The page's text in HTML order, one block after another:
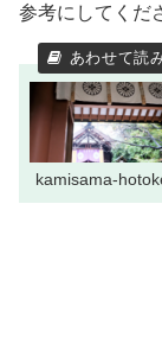
参考にしてくだ
kamisama-